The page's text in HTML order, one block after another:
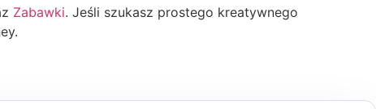
Zabawki. Jeśli szukasz prostego kreatywnego